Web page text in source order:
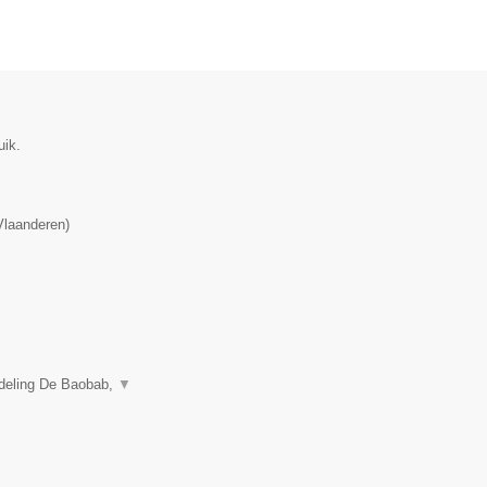
)
De Baobab, ▼